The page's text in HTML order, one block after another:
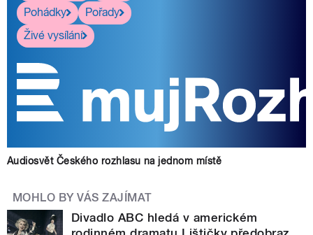
Pohádky
Pořady
Živé vysílání
Audiosvět Českého rozhlasu na jednom místě
MOHLO BY VÁS ZAJÍMAT
Divadlo ABC hledá v americkém